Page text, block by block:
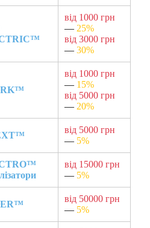
від 1000 грн
— 25%
від 3000 грн
— 30%
від 1000 грн
— 15%
від 5000 грн
— 20%
від 5000 грн
— 5%
від 15000 грн
— 5%
від 50000 грн
— 5%